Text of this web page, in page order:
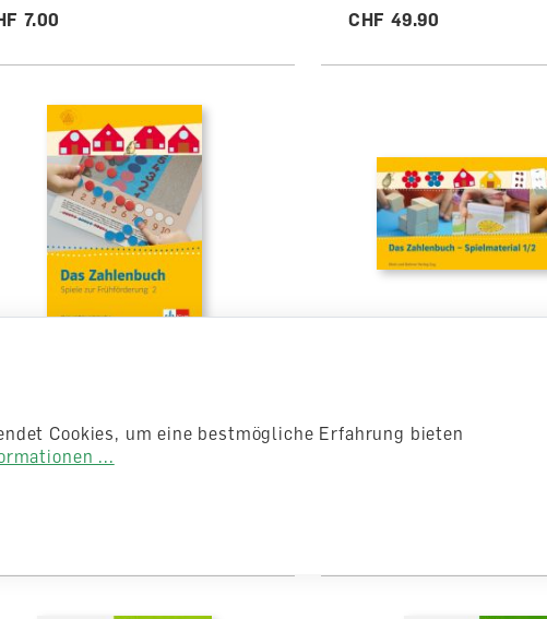
7.00
CHF 49.90
2
Frühförderung
1/2
Cookies, um eine bestmögliche Erfahrung bieten
...